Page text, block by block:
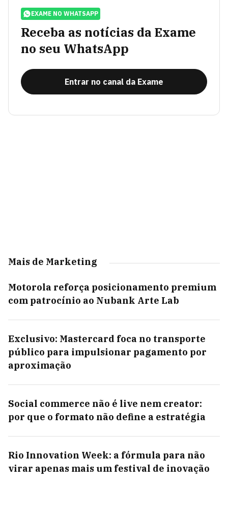
EXAME NO WHATSAPP
Receba as notícias da Exame
no seu WhatsApp
Entrar no canal da Exame
Mais de Marketing
Motorola reforça posicionamento premium
com patrocínio ao Nubank Arte Lab
Exclusivo: Mastercard foca no transporte
público para impulsionar pagamento por
aproximação
Social commerce não é live nem creator:
por que o formato não define a estratégia
Rio Innovation Week: a fórmula para não
virar apenas mais um festival de inovação